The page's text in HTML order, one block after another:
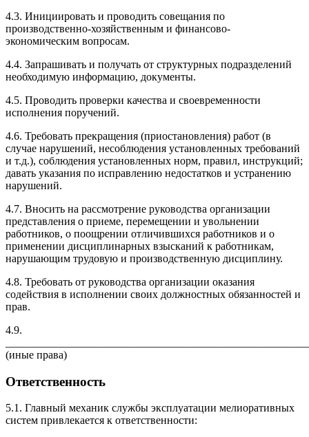
4.3. Инициировать и проводить совещания по
производственно-хозяйственным и финансово-
экономическим вопросам.
4.4. Запрашивать и получать от структурных подразделений
необходимую информацию, документы.
4.5. Проводить проверки качества и своевременности
исполнения поручений.
4.6. Требовать прекращения (приостановления) работ (в
случае нарушений, несоблюдения установленных требований
и т.д.), соблюдения установленных норм, правил, инструкций;
давать указания по исправлению недостатков и устранению
нарушений.
4.7. Вносить на рассмотрение руководства организации
представления о приеме, перемещении и увольнении
работников, о поощрении отличившихся работников и о
применении дисциплинарных взысканий к работникам,
нарушающим трудовую и производственную дисциплину.
4.8. Требовать от руководства организации оказания
содействия в исполнении своих должностных обязанностей и
прав.
4.9.
(иные права)
Ответственность
5.1. Главный механик службы эксплуатации мелиоративных
систем привлекается к ответственности: